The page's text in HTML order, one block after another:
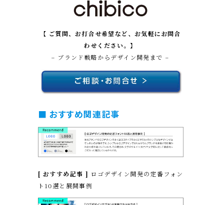
【 ご質問、お打合せ希望など、お気軽にお問合
わせください。】
– ブランド戦略からデザイン開発まで –
■ おすすめ関連記事
[ おすすめ記事 ] ロゴデザイン開発の定番フォン
ト10選と展開事例